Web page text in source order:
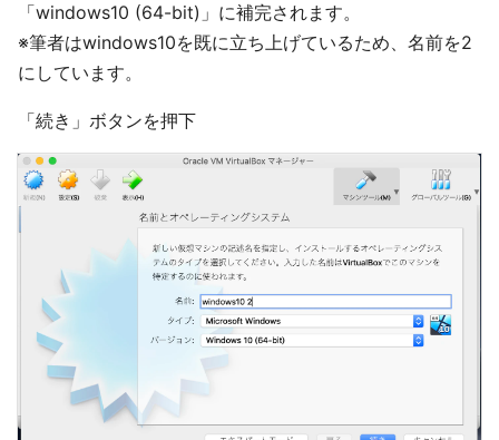
「windows10 (64-bit)」に補完されます。
※筆者はwindows10を既に立ち上げているため、名前を2
にしています。
「続き」ボタンを押下